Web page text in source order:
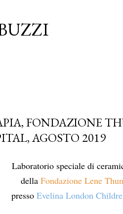
FONDAZIONE
AGOSTO 2019
Laboratorio speciale di
della Fondazione Lene
presso Evelina London